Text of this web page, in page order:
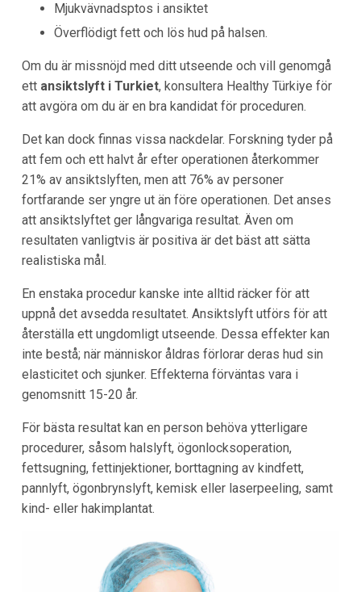
Mjukvävnadsptos i ansiktet
Överflödigt fett och lös hud på halsen.
Om du är missnöjd med ditt utseende och vill genomgå
ett ansiktslyft i Turkiet, konsultera Healthy Türkiye för
att avgöra om du är en bra kandidat för proceduren.
Det kan dock finnas vissa nackdelar. Forskning tyder på
att fem och ett halvt år efter operationen återkommer
21% av ansiktslyften, men att 76% av personer
fortfarande ser yngre ut än före operationen. Det anses
att ansiktslyftet ger långvariga resultat. Även om
resultaten vanligtvis är positiva är det bäst att sätta
realistiska mål.
En enstaka procedur kanske inte alltid räcker för att
uppnå det avsedda resultatet. Ansiktslyft utförs för att
återställa ett ungdomligt utseende. Dessa effekter kan
inte bestå; när människor åldras förlorar deras hud sin
elasticitet och sjunker. Effekterna förväntas vara i
genomsnitt 15-20 år.
För bästa resultat kan en person behöva ytterligare
procedurer, såsom halslyft, ögonlocksoperation,
fettsugning, fettinjektioner, borttagning av kindfett,
pannlyft, ögonbrynslyft, kemisk eller laserpeeling, samt
kind- eller hakimplantat.